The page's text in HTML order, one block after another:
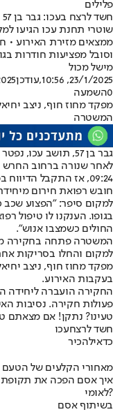
פלילים
חשד לרצח בעכו: גבר בן 57 נורה למוות באירוע אלימות ברחוב החרש בעיר
שוטרי תחנת עכו הגיעו
ממצאים מזירת האירוע •
וסובל מפציעות חודרות
מישל מכול
23/1/2025, 10:56
,עודכן
0השמעה
מפקד מחוז חוף, ניצב
המשטרה
גבר בן 57, תושב
לאחר שנורה ברחוב
09:24, אז התקבל הדיווח במוקד 101 של מד"א על פצוע מאירוע אלימות.
חובש רפואת חירום
למקום סיפר: "הפצוע שכב
בגופו. הענקנו לו טיפול
החולים כשמצבו אנוש".
המשטרה פתחה בחקירה
למקום והחלו בסריקות
מפקד מחוז חוף, ניצב
בעקבות האירוע.
החקירה הועברה ליחידה
פעולות חקירה. נסיבות
טעינו? נתקן! אם מצאתם
חשד לרצחעכו
כדאילהכיר
מאחורי הקלעים של הטעם
לאומי?
בשיתוף אסם